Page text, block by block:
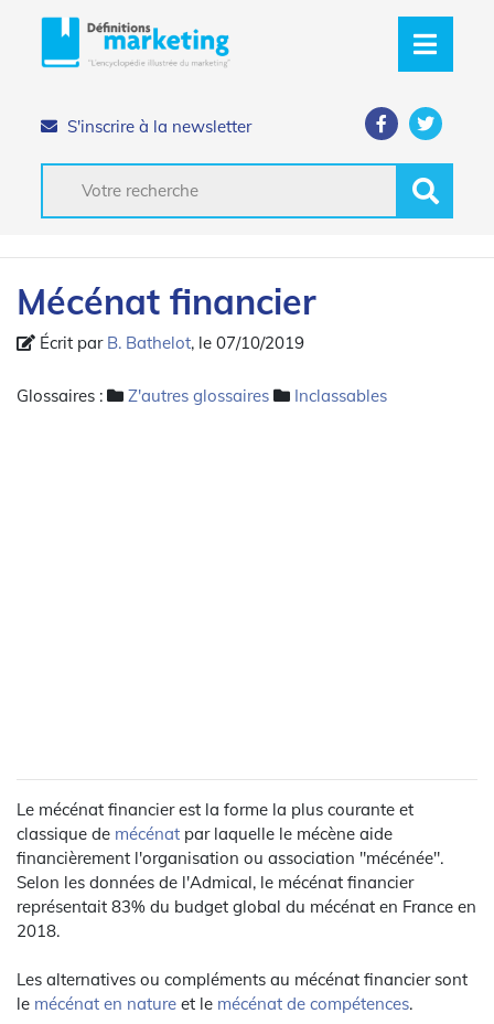
S'inscrire à la newsletter
Mécénat financier
Écrit par B. Bathelot, le 07/10/2019
Glossaires : Z'autres glossaires Inclassables
Le mécénat financier est la forme la plus courante et
classique de mécénat par laquelle le mécène aide
financièrement l'organisation ou association "mécénée".
Selon les données de l'Admical, le mécénat financier
représentait 83% du budget global du mécénat en France en
2018.
Les alternatives ou compléments au mécénat financier sont
le mécénat en nature et le mécénat de compétences.